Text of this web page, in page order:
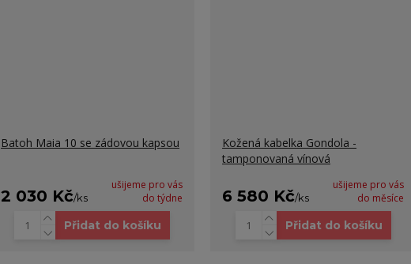
Batoh Maia 10 se zádovou kapsou
2 030 Kč/ks
ušijeme pro vás
do týdne
Přidat do košíku
Kožená kabelka Gondola -
tamponovaná vínová
6 580 Kč/ks
ušijeme pro vás
do měsíce
Přidat do košíku